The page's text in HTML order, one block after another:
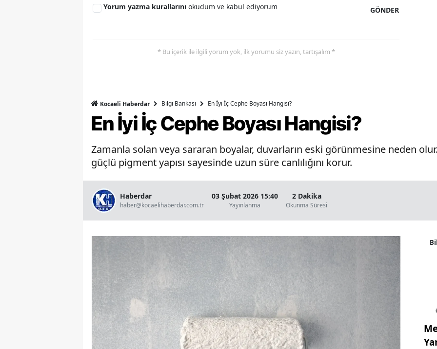
GÖNDER
Yorum yazma kurallarını okudum ve kabul ediyorum
* Bu içerik ile ilgili yorum yok, ilk yorumu siz yazın, tartışalım *
Kocaeli Haberdar Bilgi Bankası En İyi İç Cephe Boyası Hangisi?
En İyi İç Cephe Boyası Hangisi?
Zamanla solan veya sararan boyalar, duvarların eski görünmesine neden
güçlü pigment yapısı sayesinde uzun süre canlılığını korur.
Haberdar
haber@kocaelihaberdar.com.tr
03 Şubat 2026 15:40
Yayınlanma
2 Dakika
Okunma Süresi